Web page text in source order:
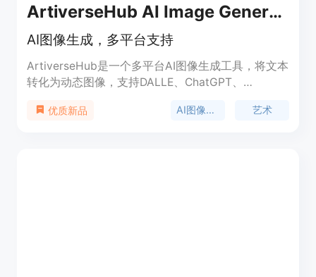
ArtiverseHub AI Image Generator
AI图像生成，多平台支持
ArtiverseHub是一个多平台AI图像生成工具，将文本
转化为动态图像，支持DALLE、ChatGPT、
据自己的创意选择合适的平台生成高质量的图像。
优质新品 AI图像生成 艺术